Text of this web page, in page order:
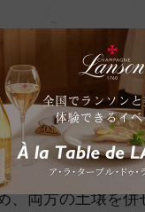
燥した年には熱を
スプリンターのよ
ことが可能です。
ールされた長い生
、両方の土壌を併